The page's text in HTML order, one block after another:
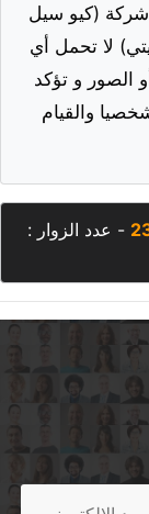
شركة (كيو سيل
لا تحمل أي
الصور و تؤكد
والقيام
- عدد الزوار :